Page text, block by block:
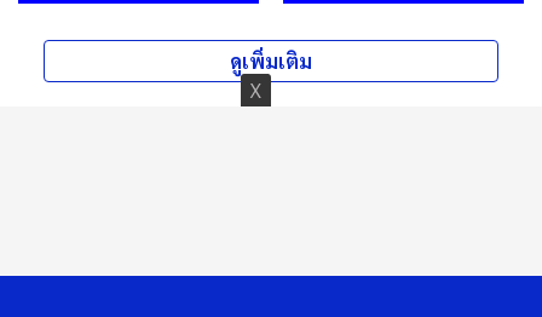
69
ดูเพิ่มเติม